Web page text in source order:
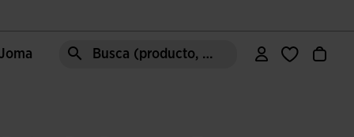
Busca (producto, estilo, área, ect.)